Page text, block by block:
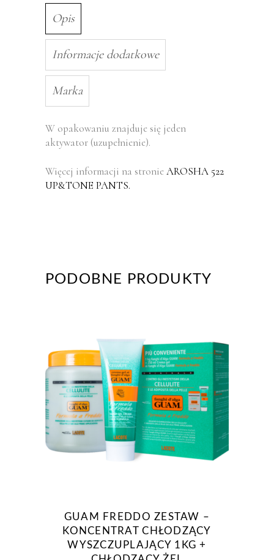
Opis
Informacje dodatkowe
Marka
W opakowaniu znajduje się jeden
aktywator (uzupełnienie).
Więcej informacji na stronie AROSHA 522
UP&TONE PANTS.
PODOBNE PRODUKTY
GUAM FREDDO ZESTAW –
KONCENTRAT CHŁODZĄCY
WYSZCZUPLAJĄCY 1KG +